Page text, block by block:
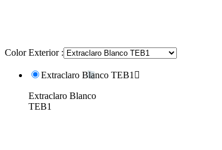
Color Exterior :
Extraclaro Blanco TEB1 
Extraclaro Blanco
TEB1